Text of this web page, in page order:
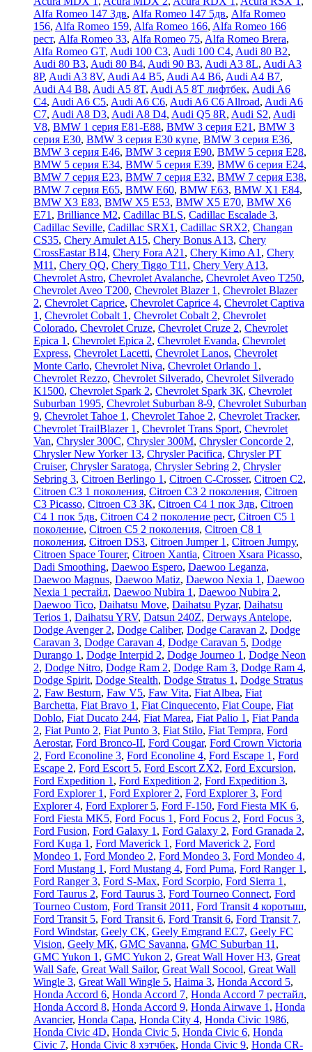
Alfa Romeo 147 3дв, Alfa Romeo 147 5дв, Alfa Romeo
156, Alfa Romeo 159, Alfa Romeo 166, Alfa Romeo 166
рест, Alfa Romeo 33, Alfa Romeo 75, Alfa Romeo Brera,
Alfa Romeo GT, Audi 100 C3, Audi 100 C4, Audi 80 B2,
Audi 80 B3, Audi 80 B4, Audi 90 B3, Audi A3 8L, Audi A3
8P, Audi A3 8V, Audi A4 B5, Audi A4 B6, Audi A4 B7,
Audi A4 B8, Audi A5 8T, Audi A5 8T лифтбек, Audi A6
C4, Audi A6 C5, Audi A6 C6, Audi A6 C6 Allroad, Audi A6
C7, Audi A8 D3, Audi A8 D4, Audi Q5 8R, Audi S2, Audi
V8, BMW 1 серия E81-E88, BMW 3 серия E21 , BMW 3
серия E30, BMW 3 серия E30 купе, BMW 3 серия E36,
BMW 3 серия E46, BMW 3 серия E90, BMW 5 серия E28,
BMW 5 серия E34, BMW 5 серия E39, BMW 6 серия E24,
BMW 7 серия E23, BMW 7 серия E32, BMW 7 серия E38,
BMW 7 серия E65, BMW E60, BMW E63, BMW X1 E84,
BMW X3 E83, BMW X5 E53, BMW X5 E70, BMW X6
E71 , Brilliance M2, Cadillac BLS, Cadillac Escalade 3,
Cadillac Seville, Cadillac SRX1 , Cadillac SRX2, Changan
CS35, Chery Amulet A15, Chery Bonus A13, Chery
CrossEastar B14, Chery Fora A21 , Chery Kimo A1 , Chery
M11 , Chery QQ, Chery Tiggo T11 , Chery Very A13,
Chevrolet Astro, Chevrolet Avalanche, Chevrolet Aveo T250,
Chevrolet Aveo Т200, Chevrolet Blazer 1 , Chevrolet Blazer
2, Chevrolet Caprice, Chevrolet Caprice 4, Chevrolet Captiva
1 , Chevrolet Cobalt 1 , Chevrolet Cobalt 2, Chevrolet
Colorado, Chevrolet Cruze, Chevrolet Cruze 2, Chevrolet
Epica 1 , Chevrolet Epica 2, Chevrolet Evanda, Chevrolet
Express, Chevrolet Lacetti, Chevrolet Lanos, Chevrolet
Monte Carlo, Chevrolet Niva, Chevrolet Orlando 1 ,
Chevrolet Rezzo, Chevrolet Silverado, Chevrolet Silverado
K1500, Chevrolet Spark 2, Chevrolet Spark ЗК, Chevrolet
Suburban 1995, Chevrolet Suburban 8-9, Chevrolet Suburban
9, Chevrolet Tahoe 1 , Chevrolet Tahoe 2, Chevrolet Tracker,
Chevrolet TrailBlazer 1 , Chevrolet Trans Sport, Chevrolet
Van, Chrysler 300C, Chrysler 300M, Chrysler Concorde 2,
Chrysler New Yorker 13, Chrysler Pacifica, Chrysler PT
Cruiser, Chrysler Saratoga, Chrysler Sebring 2, Chrysler
Sebring 3, Citroen Berlingo 1 , Citroen C-Crosser, Citroen C2,
Citroen C3 1 поколения, Citroen C3 2 поколения, Citroen
C3 Picasso, Citroen C3 ЗК, Citroen C4 1 пок 3дв, Citroen
C4 1 пок 5дв, Citroen C4 2 поколение рест, Citroen C5 1
поколение, Citroen C5 2 поколения, Citroen C8 1
поколения, Citroen DS3, Citroen Jumper 1 , Citroen Jumpy,
Citroen Space Tourer, Citroen Xantia, Citroen Xsara Picasso,
Dadi Smoothing, Daewoo Espero, Daewoo Leganza,
Daewoo Magnus, Daewoo Matiz, Daewoo Nexia 1 , Daewoo
Nexia 1 рестайл, Daewoo Nubira 1 , Daewoo Nubira 2,
Daewoo Tico, Daihatsu Move, Daihatsu Pyzar, Daihatsu
Terios 1 , Daihatsu YRV, Datsun 240Z, Derways Antelope,
Dodge Avenger 2, Dodge Caliber, Dodge Caravan 2, Dodge
Caravan 3, Dodge Caravan 4, Dodge Caravan 5, Dodge
Durango 1 , Dodge Interpid 2, Dodge Journeo 1 , Dodge Neon
2, Dodge Nitro, Dodge Ram 2, Dodge Ram 3, Dodge Ram 4,
Dodge Spirit, Dodge Stealth, Dodge Stratus 1 , Dodge Stratus
2, Faw Besturn, Faw V5, Faw Vita, Fiat Albea, Fiat
Barchetta, Fiat Bravo 1 , Fiat Cinquecento, Fiat Coupe, Fiat
Doblo, Fiat Ducato 244, Fiat Marea, Fiat Palio 1 , Fiat Panda
2, Fiat Punto 2, Fiat Punto 3, Fiat Stilo, Fiat Tempra, Ford
Aerostar, Ford Bronco-II, Ford Cougar, Ford Crown Victoria
2, Ford Econoline 3, Ford Econoline 4, Ford Escape 1 , Ford
Escape 2, Ford Escort 5, Ford Escort ZX2, Ford Excursion,
Ford Expedition 1 , Ford Expedition 2, Ford Expedition 3,
Ford Explorer 1 , Ford Explorer 2, Ford Explorer 3, Ford
Explorer 4, Ford Explorer 5, Ford F-150, Ford Fiesta MK 6,
Ford Fiesta MK5, Ford Focus 1 , Ford Focus 2, Ford Focus 3,
Ford Fusion, Ford Galaxy 1 , Ford Galaxy 2, Ford Granada 2,
Ford Kuga 1 , Ford Maverick 1 , Ford Maverick 2, Ford
Mondeo 1 , Ford Mondeo 2, Ford Mondeo 3, Ford Mondeo 4,
Ford Mustang 1 , Ford Mustang 4, Ford Puma, Ford Ranger 1 ,
Ford Ranger 3, Ford S-Max, Ford Scorpio, Ford Sierra 1 ,
Ford Taurus 2, Ford Taurus 3, Ford Tourneo Connect, Ford
Tourneo Custom, Ford Transit 2011 , Ford Transit 4 коротыш,
Ford Transit 5, Ford Transit 6, Ford Transit 6, Ford Transit 7,
Ford Windstar, Geely CK, Geely Emgrand EC7, Geely FC
Vision, Geely МК, GMC Savanna, GMC Suburban 11 ,
GMC Yukon 1 , GMC Yukon 2, Great Wall Hover H3, Great
Wall Safe, Great Wall Sailor, Great Wall Socool, Great Wall
Wingle 3, Great Wall Wingle 5, Haima 3, Honda Accord 5,
Honda Accord 6, Honda Accord 7, Honda Accord 7 рестайл,
Honda Accord 8, Honda Accord 9, Honda Airwave 1 , Honda
Avancier, Honda Capa, Honda City 4, Honda Civic 1986,
Honda Civic 4D, Honda Civic 5, Honda Civic 6, Honda
Civic 7, Honda Civic 8 хэтчбек, Honda Civic 9, Honda CR-